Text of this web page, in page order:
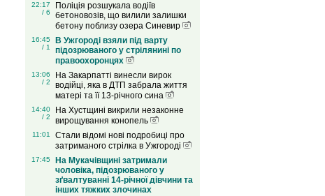
22:17
/ 6
Поліція розшукала водіїв
бетоновозів, що вилили залишки
бетону поблизу озера Синевир
16:45
/ 1
В Ужгороді взяли під варту
підозрюваного у стрілянині по
правоохоронцях
13:06
/ 2
На Закарпатті винесли вирок
водійці, яка в ДТП забрала життя
матері та її 13-річного сина
14:40
/ 2
На Хустщині викрили незаконне
вирощування конопель
11:01
Стали відомі нові подробиці про
затриманого стрілка в Ужгороді
17:45
На Мукачівщині затримали
чоловіка, підозрюваного у
зґвалтуванні 14-річної дівчини та
інших тяжких злочинах